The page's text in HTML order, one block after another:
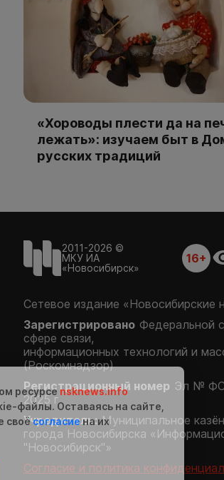
«Хороводы плести да на
лежать»: изучаем быт в
русских традиций
2011-2026 ©
МКУ ИА
«Новосибирск»
16+
Сетевое издание «Новосибирские
Зарегистрировано Федеральной
сфере связи,
информационных технологий и
(Роскомнадзор)
Регистрационный номер Эл №
2025 г.
Учредитель: Муниципальное
города Новосибирска
"Новосибирск"»
Согласие и политика
ресурсе nsknews.info
файлы. Оставаясь на сайте,
своёсогласиена их